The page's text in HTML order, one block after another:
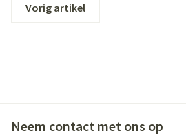
Vorig artikel
Neem contact met ons op